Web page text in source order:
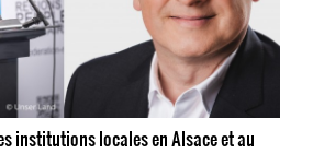
institutions locales en Alsace et au